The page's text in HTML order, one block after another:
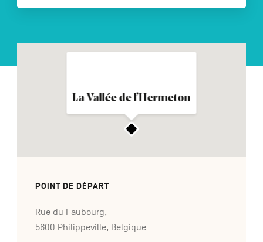
NL DE EN
La Vallée de l’Hermeton
POINT DE DÉPART
Rue du Faubourg,
5600 Philippeville, Belgique